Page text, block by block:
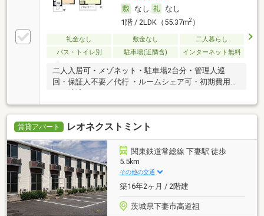
なし
なし
1階 / 2LDK（55.37m2）
礼金なし 敷金なし
二人暮らし
バス・トイレ別
駐車場(近隣含) インターネット無料
二人入居可・メゾネット・駐車場2台分・管理人巡
回・保証人不要／代行 ・ルームシェア可・初期費用カ
ード決済可
賃貸アパート レオネクストミント
関東鉄道常総線 下妻駅 徒歩
5.5km
その他の交通
築16年2ヶ月 / 2階建
茨城県下妻市高道祖